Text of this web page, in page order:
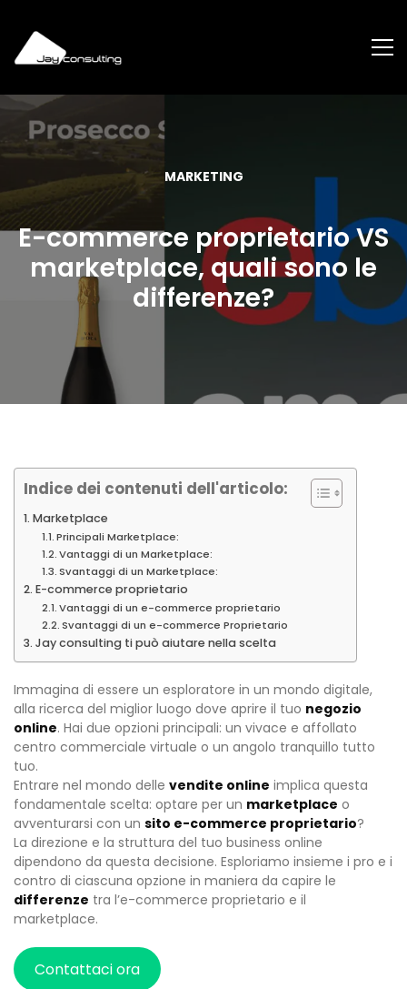
MARKETING
E-commerce proprietario VS
marketplace, quali sono le
differenze?
Indice dei contenuti dell'articolo:
Marketplace
Principali Marketplace:
Vantaggi di un Marketplace:
Svantaggi di un Marketplace:
E-commerce proprietario
Vantaggi di un e-commerce proprietario
Svantaggi di un e-commerce Proprietario
Jay consulting ti può aiutare nella scelta
Immagina di essere un esploratore in un mondo digitale,
alla ricerca del miglior luogo dove aprire il tuo negozio
online. Hai due opzioni principali: un vivace e affollato
centro commerciale virtuale o un angolo tranquillo tutto
tuo.
Entrare nel mondo delle vendite online implica questa
fondamentale scelta: optare per un marketplace o
avventurarsi con un sito e-commerce proprietario?
La direzione e la struttura del tuo business online
dipendono da questa decisione. Esploriamo insieme i pro e i
contro di ciascuna opzione in maniera da capire le
differenze tra l’e-commerce proprietario e il
marketplace.
Contattaci ora